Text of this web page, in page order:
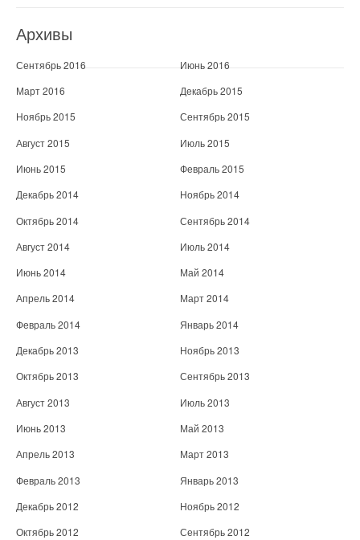
Архивы
Сентябрь 2016
Июнь 2016
Март 2016
Декабрь 2015
Ноябрь 2015
Сентябрь 2015
Август 2015
Июль 2015
Июнь 2015
Февраль 2015
Декабрь 2014
Ноябрь 2014
Октябрь 2014
Сентябрь 2014
Август 2014
Июль 2014
Июнь 2014
Май 2014
Апрель 2014
Март 2014
Февраль 2014
Январь 2014
Декабрь 2013
Ноябрь 2013
Октябрь 2013
Сентябрь 2013
Август 2013
Июль 2013
Июнь 2013
Май 2013
Апрель 2013
Март 2013
Февраль 2013
Январь 2013
Декабрь 2012
Ноябрь 2012
Октябрь 2012
Сентябрь 2012